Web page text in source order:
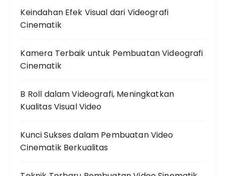
Keindahan Efek Visual dari Videografi
Cinematik
Kamera Terbaik untuk Pembuatan Videografi
Cinematik
B Roll dalam Videografi, Meningkatkan
Kualitas Visual Video
Kunci Sukses dalam Pembuatan Video
Cinematik Berkualitas